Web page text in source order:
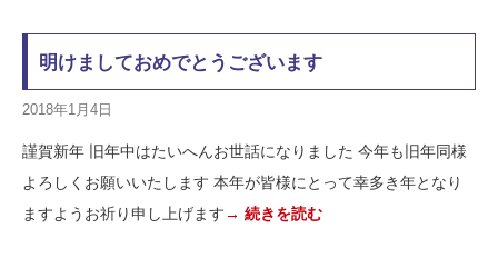
明けましておめでとうございます
2018年1月4日
謹賀新年 旧年中はたいへんお世話になりました 今年も旧年同様
よろしくお願いいたします 本年が皆様にとって幸多き年となり
ますようお祈り申し上げます→ 続きを読む